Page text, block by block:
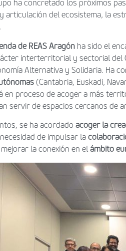
ha concretado los próximos
articulación del ecosistema, la
de REAS Aragón ha sido el
interterritorial y sectorial del
Alternativa y Solidaria. Ha
(Cantabria, Euskadi,
en proceso de acoger a más
servir de espacios cercanos de
se ha acordado acoger la
de impulsar la
la conexión en el ámbito